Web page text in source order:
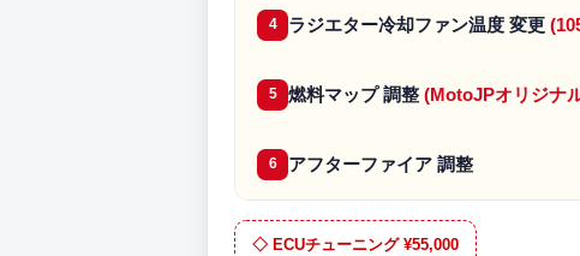
4 ラジエター冷却ファン温度 変更
5 燃料マップ 調整 (MotoJPオリジナ
6 アフターファイア 調整
◇ ECUチューニング ¥55,000